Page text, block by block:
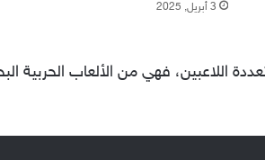
3 أبريل, 2025
فهي من الألعاب الحربية